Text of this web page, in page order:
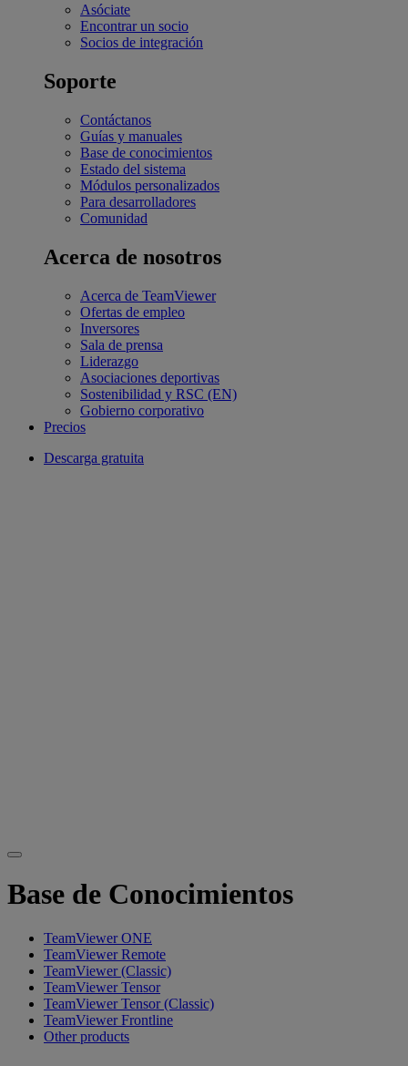
Asóciate
Encontrar un socio
Socios de integración
Soporte
Contáctanos
Guías y manuales
Base de conocimientos
Estado del sistema
Módulos personalizados
Para desarrolladores
Comunidad
Acerca de nosotros
Acerca de TeamViewer
Ofertas de empleo
Inversores
Sala de prensa
Liderazgo
Asociaciones deportivas
Sostenibilidad y RSC (EN)
Gobierno corporativo
Precios
Descarga gratuita
Base de Conocimientos
TeamViewer ONE
TeamViewer Remote
TeamViewer (Classic)
TeamViewer Tensor
TeamViewer Tensor (Classic)
TeamViewer Frontline
Other products